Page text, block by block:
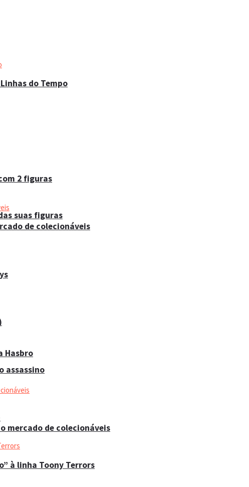
Hasbro
suas figuras
mercado de colecionáveis
do Tempo
2 figuras
de colecionáveis
assassino
à linha Toony Terrors